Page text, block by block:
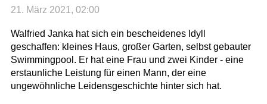
21. März 2021, 02:00
Walfried Janka hat sich ein bescheidenes Idyll
geschaffen: kleines Haus, großer Garten, selbst gebauter
Swimmingpool. Er hat eine Frau und zwei Kinder - eine
erstaunliche Leistung für einen Mann, der eine
ungewöhnliche Leidensgeschichte hinter sich hat.